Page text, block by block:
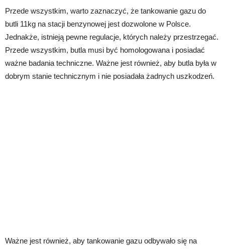
Przede wszystkim, warto zaznaczyć, że tankowanie gazu do
butli 11kg na stacji benzynowej jest dozwolone w Polsce.
Jednakże, istnieją pewne regulacje, których należy przestrzegać.
Przede wszystkim, butla musi być homologowana i posiadać
ważne badania techniczne. Ważne jest również, aby butla była w
dobrym stanie technicznym i nie posiadała żadnych uszkodzeń.
Ważne jest również, aby tankowanie gazu odbywało się na